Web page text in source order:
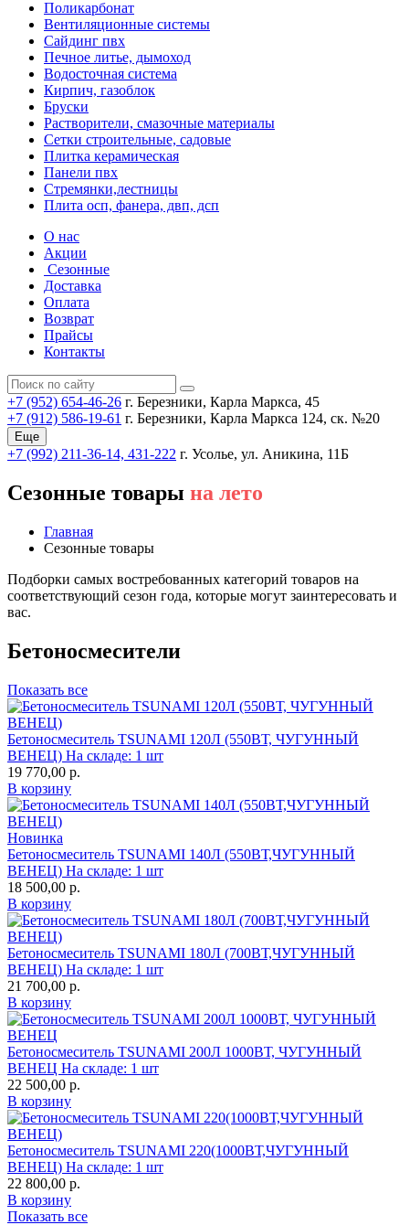
Поликарбонат
Вентиляционные системы
Сайдинг пвх
Печное литье, дымоход
Водосточная система
Кирпич, газоблок
Бруски
Растворители, смазочные материалы
Сетки строительные, садовые
Плитка керамическая
Панели пвх
Стремянки,лестницы
Плита осп, фанера, двп, дсп
О нас
Акции
Сезонные
Доставка
Оплата
Возврат
Прайсы
Контакты
+7 (952) 654-46-26 г. Березники, Карла Маркса, 45
+7 (912) 586-19-61 г. Березники, Карла Маркса 124, ск. №20
Еще
+7 (992) 211-36-14, 431-222 г. Усолье, ул. Аникина, 11Б
Сезонные товары на лето
Главная
Сезонные товары
Подборки самых востребованных категорий товаров на
соответствующий сезон года, которые могут заинтересовать и
вас.
Бетоносмесители
Показать все
Бетоносмеситель TSUNAMI 120Л (550ВТ, ЧУГУННЫЙ
ВЕНЕЦ) На складе: 1 шт
19 770,00 р.
В корзину
Новинка
Бетоносмеситель TSUNAMI 140Л (550ВТ,ЧУГУННЫЙ
ВЕНЕЦ) На складе: 1 шт
18 500,00 р.
В корзину
Бетоносмеситель TSUNAMI 180Л (700ВТ,ЧУГУННЫЙ
ВЕНЕЦ) На складе: 1 шт
21 700,00 р.
В корзину
Бетоносмеситель TSUNAMI 200Л 1000ВТ, ЧУГУННЫЙ
ВЕНЕЦ На складе: 1 шт
22 500,00 р.
В корзину
Бетоносмеситель TSUNAMI 220(1000ВТ,ЧУГУННЫЙ
ВЕНЕЦ) На складе: 1 шт
22 800,00 р.
В корзину
Показать все